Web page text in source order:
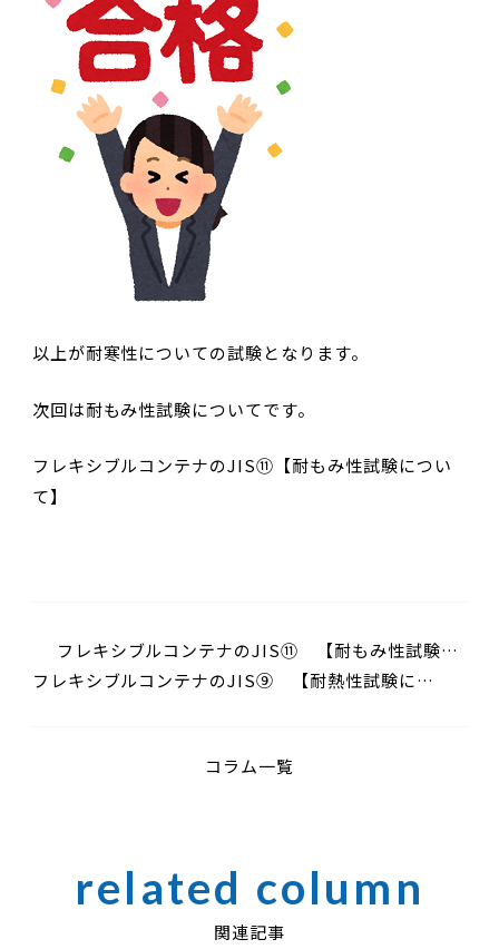
以上が耐寒性についての試験となります。
次回は耐もみ性試験についてです。
フレキシブルコンテナのJIS⑪【耐もみ性試験につい
て】
フレキシブルコンテナのJIS⑪ 【耐もみ性試験に
ついて】
コラム一覧
フレキシブルコンテナのJIS⑨ 【耐熱性試験につ
関連記事